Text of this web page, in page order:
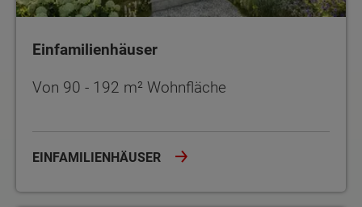
Einfamilienhäuser
Von 90 - 192 m² Wohnfläche
EINFAMILIENHÄUSER